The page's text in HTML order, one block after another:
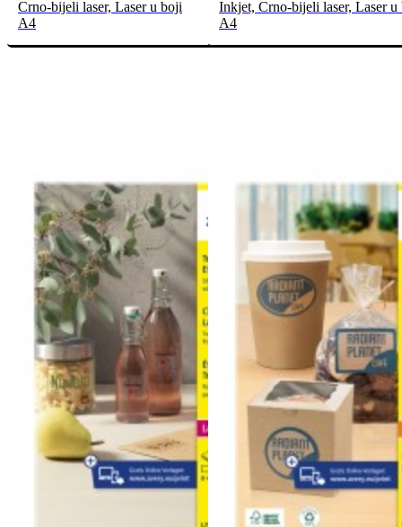
Crno-bijeli laser, Laser u boji
A4
Inkjet, Crno-bijeli laser, Laser u
A4